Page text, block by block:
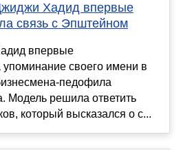
Хадид впервые
связь с Эпштейном
впервые
своего имени в
педофила
решила ответить
который высказался о с...